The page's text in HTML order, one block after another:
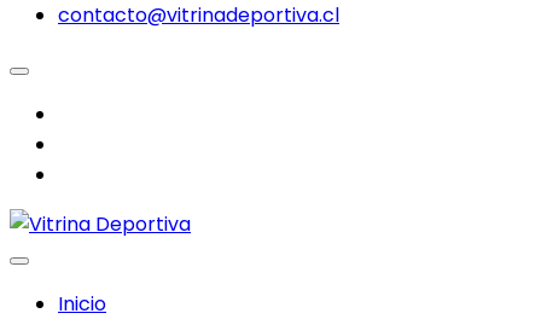
contacto@vitrinadeportiva.cl
Inicio